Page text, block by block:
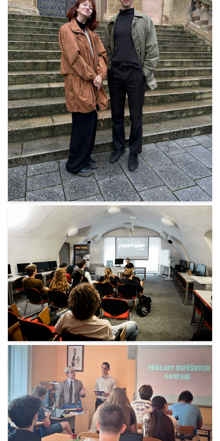
Novým předsedou grémia se stává Jan
Polách
1. 9. 2025
Pilotní Profi Yap: Když mluví experti a pění